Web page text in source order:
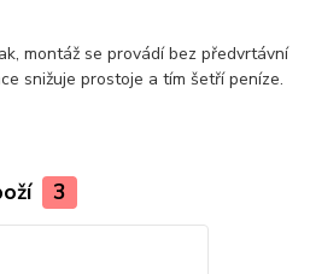
montáž se provádí bez předvrtávní
snižuje prostoje a tím šetří peníze.
3